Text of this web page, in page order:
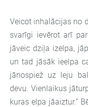
Veicot inhalācijas no
svarīgi ievērot arī
jāveic dziļa izelpa,
un tad jāsāk ieelpa
jānospiež uz leju
devu. Vienlaikus
kuras elpa jāaiztur.”